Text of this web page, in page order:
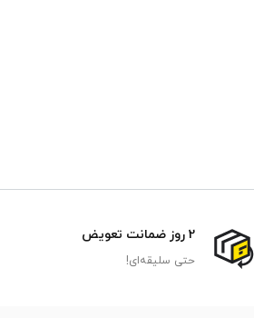
2 روز ضمانت تعویض
حتی سلیقه‌ای!